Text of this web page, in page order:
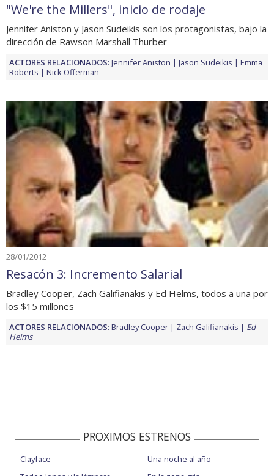
"We're the Millers", inicio de rodaje
Jennifer Aniston y Jason Sudeikis son los protagonistas, bajo la
dirección de Rawson Marshall Thurber
ACTORES RELACIONADOS:Jennifer Aniston Jason Sudeikis
Emma
Roberts
Nick Offerman
28/01/2012
Resacón 3: Incremento Salarial
Bradley Cooper, Zach Galifianakis y Ed Helms, todos a una por
los $15 millones
ACTORES RELACIONADOS:Bradley Cooper Zach Galifianakis
Ed
Helms
PROXIMOS ESTRENOS
Clayface
Una noche al año